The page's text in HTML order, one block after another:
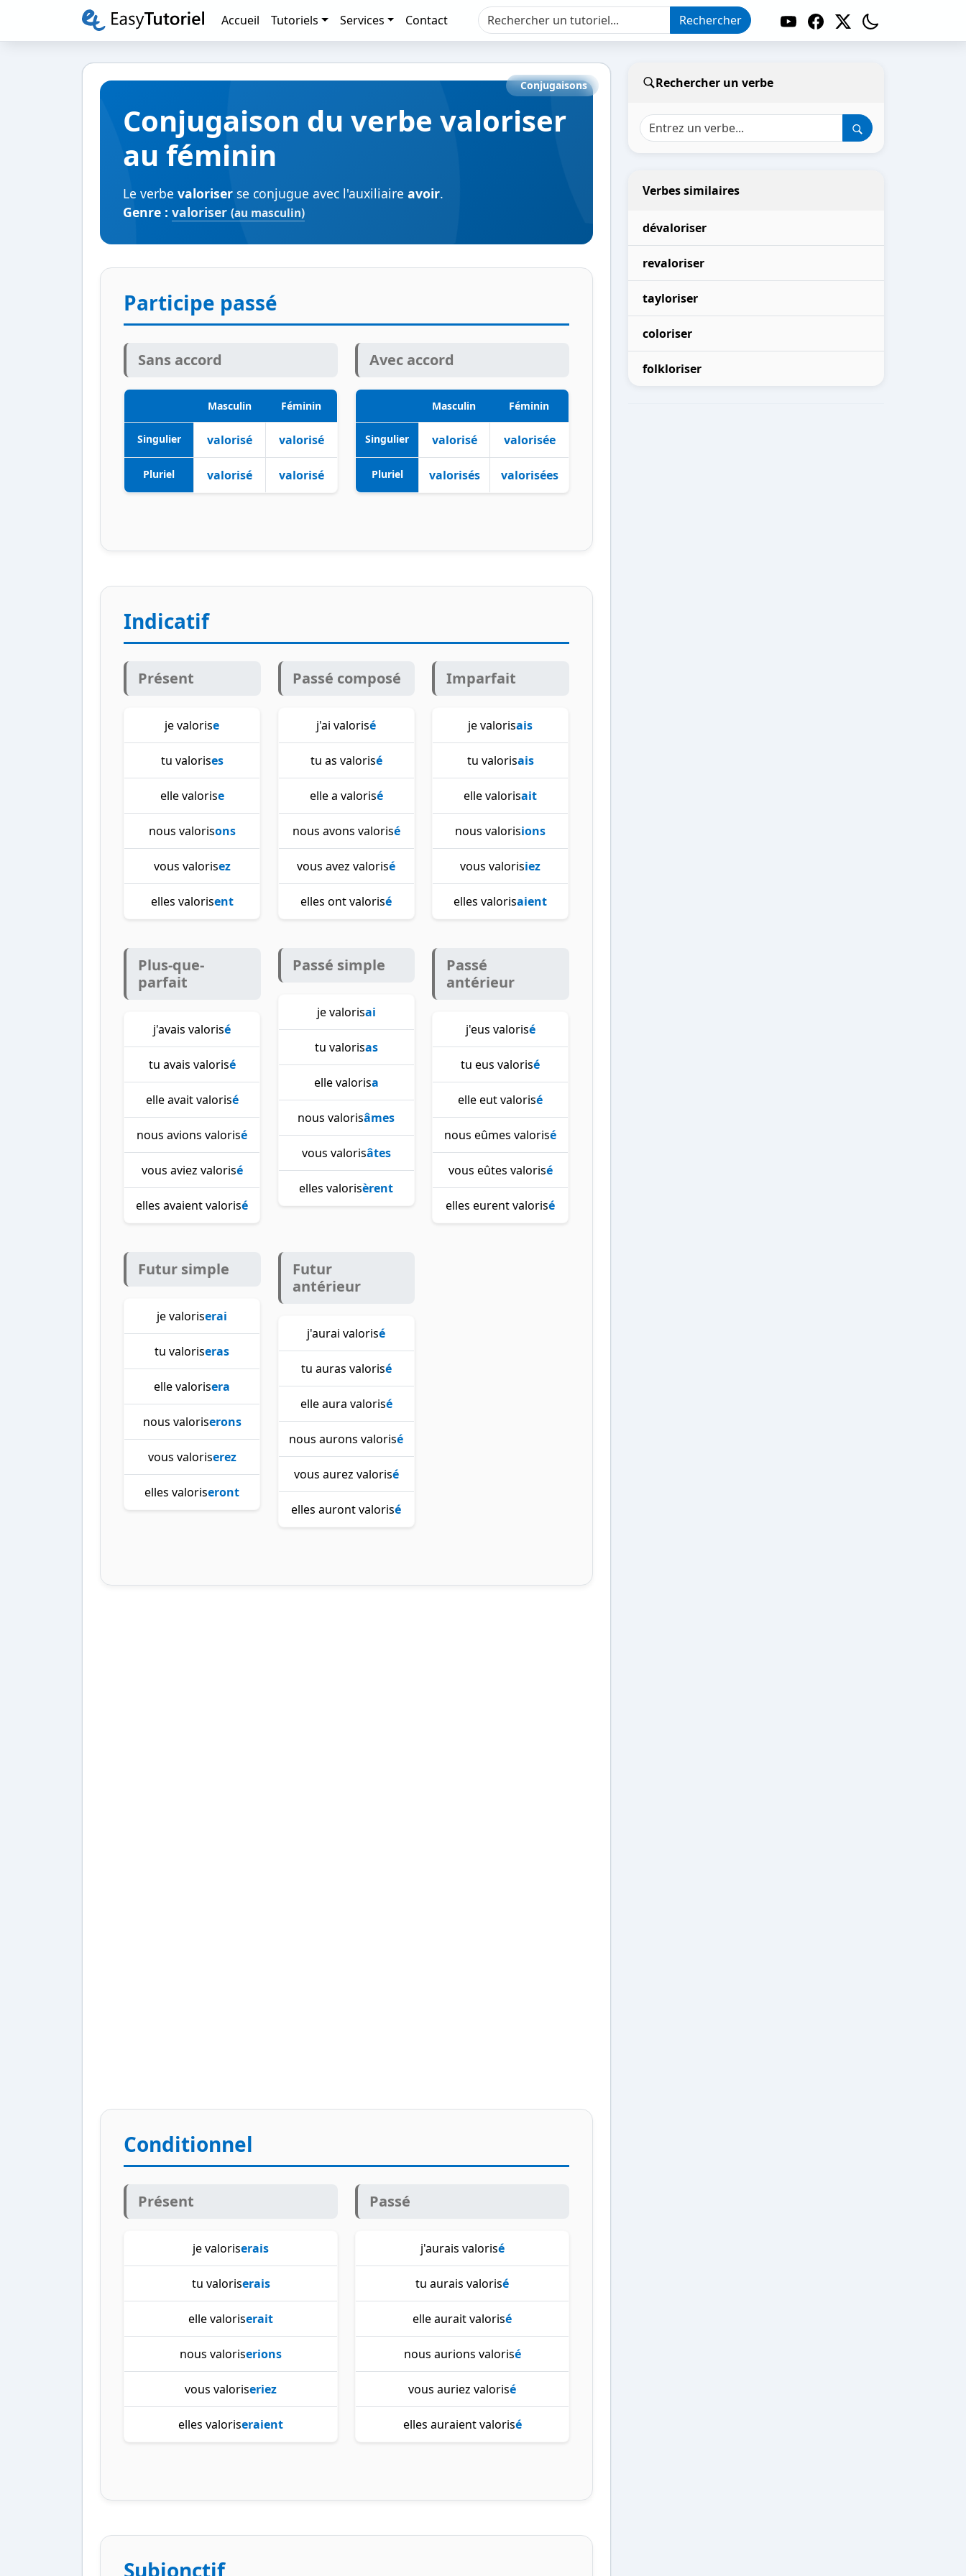
Accueil Tutoriels Services Contact Rechercher
Conjugaisons
Conjugaison du verbe valoriser
au féminin
Le verbe valoriser se conjugue avec l'auxiliaire avoir.
Genre : valoriser (au masculin)
Participe passé
Sans accord
Masculin Féminin
Singulier valorisé valorisé
Pluriel valorisé valorisé
Avec accord
Masculin Féminin
Singulier valorisé valorisée
Pluriel valorisés valorisées
Indicatif
Présent
je valorise
tu valorises
elle valorise
nous valorisons
vous valorisez
elles valorisent
Passé composé
j'ai valorisé
tu as valorisé
elle a valorisé
nous avons valorisé
vous avez valorisé
elles ont valorisé
Imparfait
je valorisais
tu valorisais
elle valorisait
nous valorisions
vous valorisiez
elles valorisaient
Plus-que-
parfait
j'avais valorisé
tu avais valorisé
elle avait valorisé
nous avions valorisé
vous aviez valorisé
elles avaient valorisé
Passé simple
je valorisai
tu valorisas
elle valorisa
nous valorisâmes
vous valorisâtes
elles valorisèrent
Passé
antérieur
j'eus valorisé
tu eus valorisé
elle eut valorisé
nous eûmes valorisé
vous eûtes valorisé
elles eurent valorisé
Futur simple
je valoriserai
tu valoriseras
elle valorisera
nous valoriserons
vous valoriserez
elles valoriseront
Futur
antérieur
j'aurai valorisé
tu auras valorisé
elle aura valorisé
nous aurons valorisé
vous aurez valorisé
elles auront valorisé
Conditionnel
Présent
je valoriserais
tu valoriserais
elle valoriserait
nous valoriserions
vous valoriseriez
elles valoriseraient
Passé
j'aurais valorisé
tu aurais valorisé
elle aurait valorisé
nous aurions valorisé
vous auriez valorisé
elles auraient valorisé
Subjonctif
Rechercher un verbe
Verbes similaires
dévaloriser
revaloriser
tayloriser
coloriser
folkloriser